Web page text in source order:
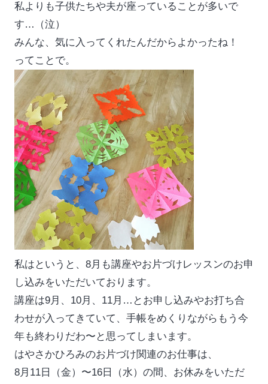
私よりも子供たちや夫が座っていることが多いで
す…（泣）
みんな、気に入ってくれたんだからよかったね！
ってことで。
私はというと、8月も講座やお片づけレッスンのお申
し込みをいただいております。
講座は9月、10月、11月…とお申し込みやお打ち合
わせが入ってきていて、手帳をめくりながらもう今
年も終わりだわ〜と思ってしまいます。
はやさかひろみのお片づけ関連のお仕事は、
8月11日（金）〜16日（水）の間、お休みをいただ